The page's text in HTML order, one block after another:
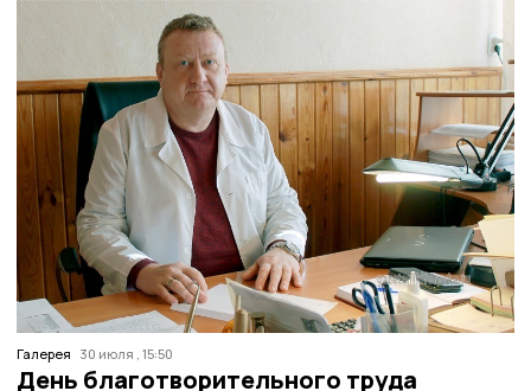
Галерея 30 июля , 15:50
День благотворительного труда